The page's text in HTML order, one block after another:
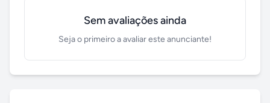
Sem avaliações ainda
Seja o primeiro a avaliar este anunciante!